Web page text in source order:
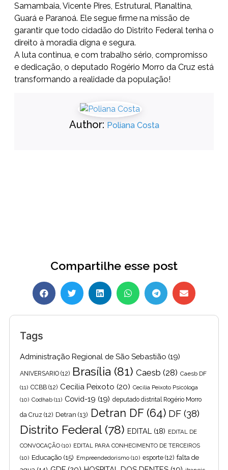
Samambaia, Vicente Pires, Estrutural, Planaltina,
Guará e Paranoá. Ele segue firme na missão de
garantir que todo cidadão do Distrito Federal tenha o
direito à moradia digna e segura.
A luta continua, e com trabalho sério, compromisso
e dedicação, o deputado Rogério Morro da Cruz está
transformando a realidade da população!
Author: Poliana Costa
Compartilhe esse post
Tags
Administração Regional de São Sebastião (19)
ANIVERSARIO (12) Brasília (81) Caesb (28) Caesb DF
(11) CCBB (12) Cecilia Peixoto (20) Cecília Peixoto Psicóloga
(10) Codhab (11) Covid-19 (19) deputado distrital Rogério Morro
da Cruz (12) Detran (13) Detran DF(64) DF (38)
Distrito Federal(78) EDITAL (18) EDITAL DE
CONVOCAÇÃO (10) EDITAL PARA CONHECIMENTO DE TERCEIROS
(10) Educação (15) Empreendedorismo (10) esporte (12) falta de